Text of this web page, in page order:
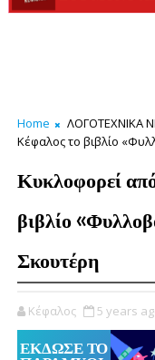
Home ΛΟΓΟΤΕΧΝΙΚΑ
Κέφαλος το βιβλίο
Κυκλοφορεί
βιβλίο
Σκουτέρη
Κέφαλος 5 years